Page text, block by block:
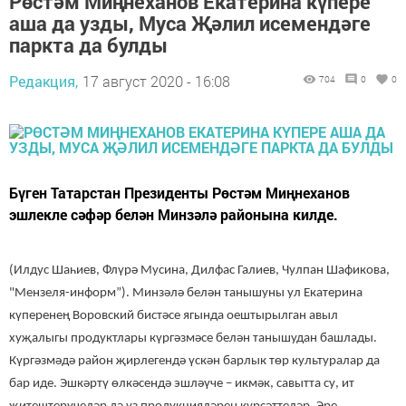
аша да узды, Муса Җәлил исемендәге
паркта да булды
Редакция, 17 август 2020 - 16:08 704 0 0
Бүген Татарстан Президенты Рөстәм Миңнеханов
эшлекле сәфәр белән Минзәлә районына килде.
(Илдус Шаһиев, Флүрә Мусина, Дилфас Галиев, Чулпан Шафикова,
"Мензеля-информ”). Минзәлә белән танышуны ул Екатерина
күперенең Воровский бистәсе ягында оештырылган авыл
хуҗалыгы продуктлары күргәзмәсе белән танышудан башлады.
Күргәзмәдә район җирлегендә үскән барлык төр культуралар да
бар иде. Эшкәртү өлкәсендә эшләүче – икмәк, савытта су, ит